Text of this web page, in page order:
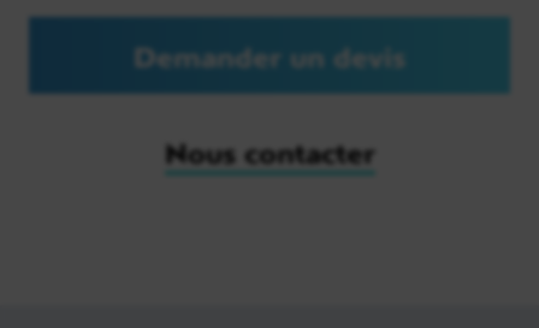
Demander un devis
Nous contacter